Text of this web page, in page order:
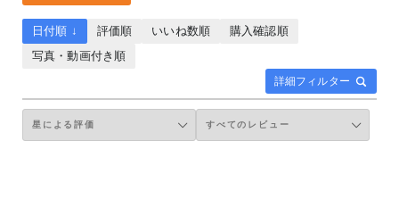
詳細フィルター
日付順 ↓ 評価順 いいね数順
購入確認順
写真・動画付き順